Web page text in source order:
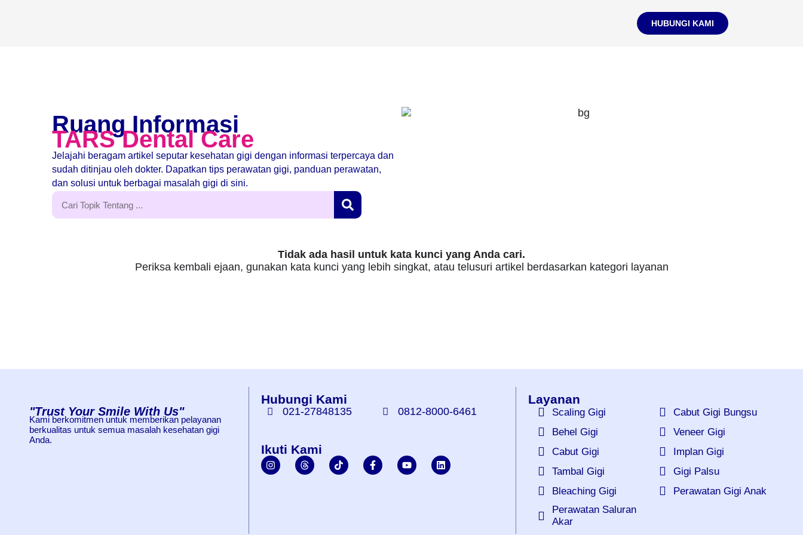
HUBUNGI KAMI
Ruang Informasi
TARS Dental Care
Jelajahi beragam artikel seputar kesehatan gigi dengan informasi terpercaya dan
sudah ditinjau oleh dokter. Dapatkan tips perawatan gigi, panduan perawatan,
dan solusi untuk berbagai masalah gigi di sini.
Tidak ada hasil untuk kata kunci yang Anda cari.
Periksa kembali ejaan, gunakan kata kunci yang lebih singkat, atau telusuri artikel berdasarkan kategori layanan
"Trust Your Smile With Us"
Kami berkomitmen untuk memberikan pelayanan
berkualitas untuk semua masalah kesehatan gigi
Anda.
Hubungi Kami
021-27848135 0812-8000-6461
Ikuti Kami
Layanan
Scaling Gigi
Behel Gigi
Cabut Gigi
Tambal Gigi
Bleaching Gigi
Perawatan Saluran
Akar
Cabut Gigi Bungsu
Veneer Gigi
Implan Gigi
Gigi Palsu
Perawatan Gigi Anak